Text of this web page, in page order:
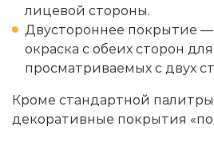
лицевой стороны.
Двустороннее покрытие
окраска с обеих сторон
просматриваемых с двух
Кроме стандартной
декоративные покрытия